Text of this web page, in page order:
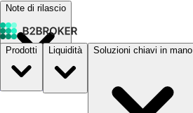
Note di rilascio
PrezziB2STORE
Prodotti Liquidità Soluzioni chiavi in mano